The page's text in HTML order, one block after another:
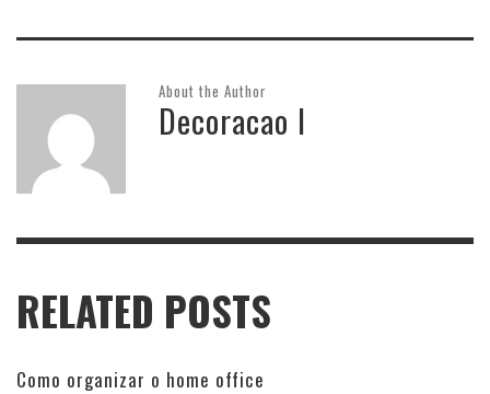
About the Author
Decoracao I
RELATED POSTS
Como organizar o home office